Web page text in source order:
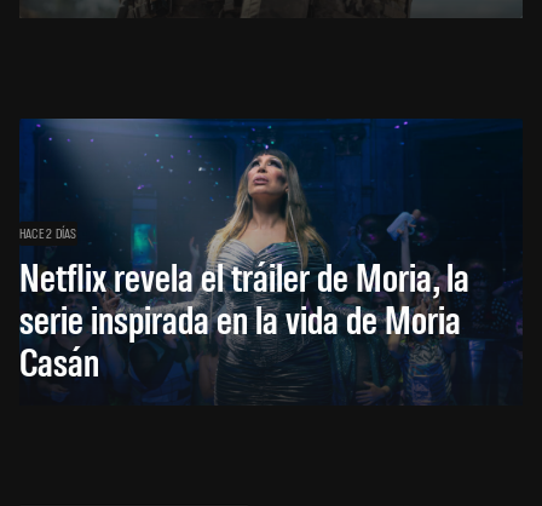
HACE 2 DÍAS
Netflix revela el tráiler de Moria, la
serie inspirada en la vida de Moria
Casán